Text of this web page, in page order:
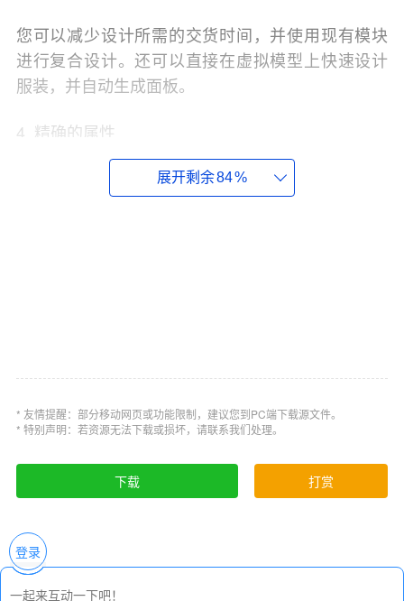
您可以减少设计所需的交货时间，并使用现有模块
进行复合设计。还可以直接在虚拟模型上快速设计
服装，并自动生成面板。
4. 精确的属性
CLO可以准确模拟织物的悬垂现象，如具有不同物
理性能的轻型平纹织物和针织物。访问CLO的常用
配，花卉匹配，布局。通过实时查看3D服装修改，
缩短传统工艺的生产时间来降低成本。
6. 多样化的显示方法
种方式表示3D服装。你可以折叠3D服装，或者把它
们挂在衣架上，营造出展厅的效果。
展开剩余84%
* 友情提醒：部分移动网页或功能限制，建议您到PC端下载源文件。
* 特别声明：若资源无法下载或损坏，请联系我们处理。
下载 打赏
登录